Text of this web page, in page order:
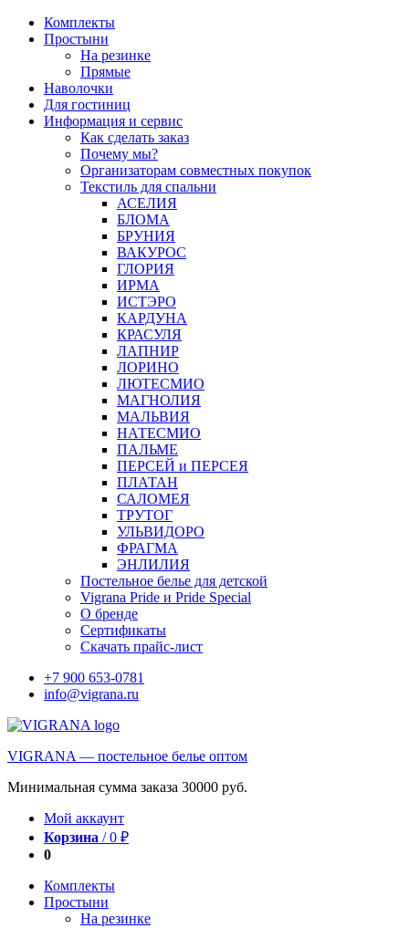
Перейти
содержимому
Комплекты
Простыни
На резинке
Прямые
Наволочки
Для гостиниц
Информация и сервис
Как сделать заказ
Почему мы?
Организаторам совместных покупок
Текстиль для спальни
АСЕЛИЯ
БЛОМА
БРУНИЯ
ВАКУРОС
ГЛОРИЯ
ИРМА
ИСТЭРО
КАРДУНА
КРАСУЛЯ
ЛАПНИР
ЛОРИНО
ЛЮТЕСМИО
МАГНОЛИЯ
МАЛЬВИЯ
НАТЕСМИО
ПАЛЬМЕ
ПЕРСЕЙ и ПЕРСЕЯ
ПЛАТАН
САЛОМЕЯ
ТРУТОГ
УЛЬВИДОРО
ФРАГМА
ЭНЛИЛИЯ
Постельное белье для детской
Vigrana Pride и Pride Special
О бренде
Сертификаты
Скачать прайс-лист
+7 900 653-0781
info@vigrana.ru
VIGRANA — постельное белье оптом
Минимальная сумма заказа 30000 руб.
Мой аккаунт
Корзина /0 ₽
0
Комплекты
Простыни
На резинке